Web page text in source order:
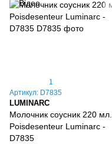
1
Артикул: D7835
LUMINARC
Молочник соусник 220 мл.
Poisdesenteur Luminarc -
D7835